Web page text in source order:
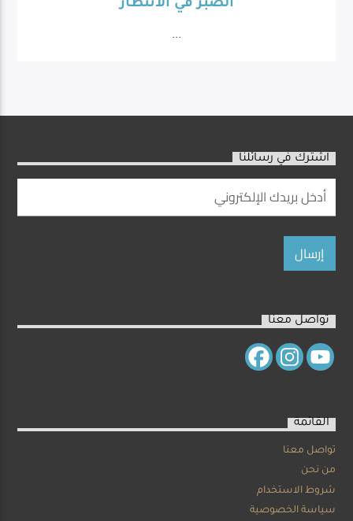
الصبر في الانتظار
...
اشترك في رسائلنا
تواصل معنا
القائمة
تواصل معنا
من نحن
شروط الاستخدام
سياسة الخصوصية